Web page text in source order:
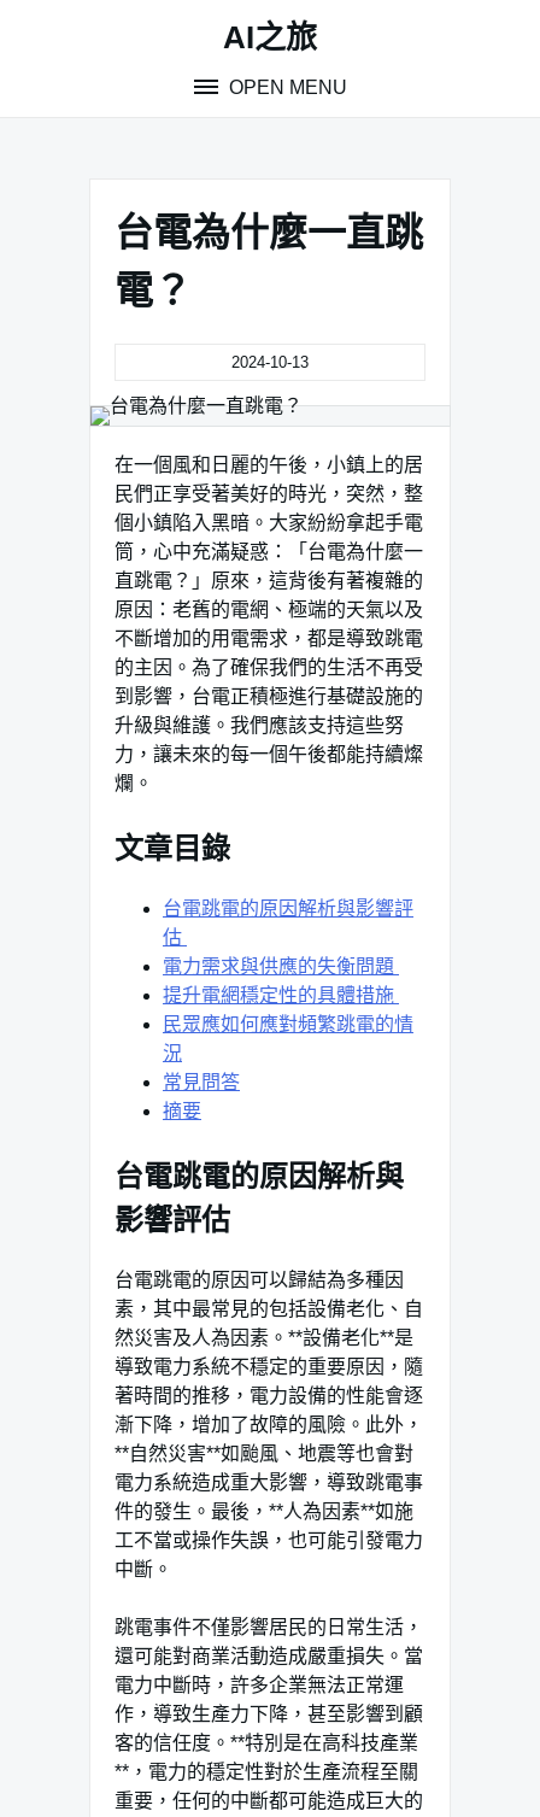
AI之旅
OPEN MENU
台電為什麼一直跳
電？
2024-10-13
在一個風和日麗的午後，小鎮上的居
民們正享受著美好的時光，突然，整
個小鎮陷入黑暗。大家紛紛拿起手電
筒，心中充滿疑惑：「台電為什麼一
直跳電？」原來，這背後有著複雜的
原因：老舊的電網、極端的天氣以及
不斷增加的用電需求，都是導致跳電
的主因。為了確保我們的生活不再受
到影響，台電正積極進行基礎設施的
升級與維護。我們應該支持這些努
力，讓未來的每一個午後都能持續燦
爛。
文章目錄
台電跳電的原因解析與影響評
估 ⁣
電力需求與供應的失衡問題 ‌
提升電網穩定性的具體措施 ​
民眾應如何應對頻繁跳電的情
況
常見問答
摘要
台電跳電的原因解析與
影響評估
台電跳電的原因可以歸結為多種因
素，其中最常見的包括設備老化、自
然災害及人為因素。**設備老化**是
導致電力系統不穩定的重要原因，隨
著時間的推移，電力設備的性能會逐
漸下降，增加了故障的風險。此外，
**自然災害**如颱風、地震等也會對
電力系統造成重大影響，導致跳電事
件的發生。最後，**人為因素**如施
工不當或操作失誤，也可能引發電力
中斷。
跳電事件不僅影響居民的日常生活，
還可能對商業活動造成嚴重損失。當
電力中斷時，許多企業無法正常運
作，導致生產力下降，甚至影響到顧
客的信任度。**特別是在高科技產業
**，電力的穩定性對於生產流程至關
重要，任何的中斷都可能造成巨大的